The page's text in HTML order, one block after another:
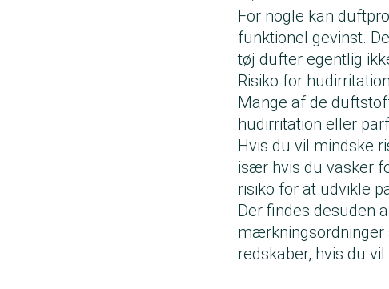
For nogle kan
funktionel gevinst.
tøj dufter egentlig
Risiko for
Mange af de
hudirritation eller
Hvis du vil mindske
især hvis du vasker
risiko for at udvikle
Der findes desuden
mærkningsordninger
redskaber, hvis du